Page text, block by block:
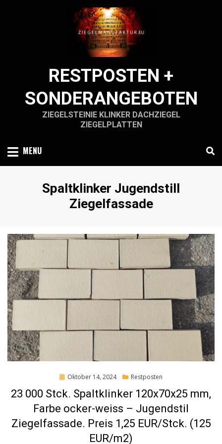
RESTPOSTEN +
SONDERANGEBOTEN
ZIEGELSTEINIE KLINKER DACHZIEGEL
ZIEGELPLATTEN
MENU
Schlagwort
:
Spaltklinker Jugendstill
Ziegelfassade
Posted
Oktober 14, 2024 Restposten
23 000 Stck. Spaltklinker 120x70x25 mm,
Farbe ocker-weiss – Jugendstil
Ziegelfassade. Preis 1,25 EUR/Stck. (125
EUR/m2)